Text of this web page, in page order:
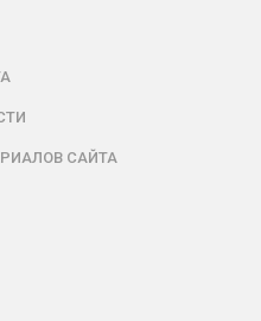
САЙТА